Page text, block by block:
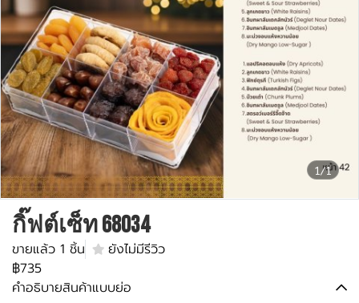
1/1
กิ๊ฟต์เซ็ท 68034
ขายแล้ว 1 ชิ้น
ยังไม่มีรีวิว
฿735
คำอธิบายสินค้าแบบย่อ